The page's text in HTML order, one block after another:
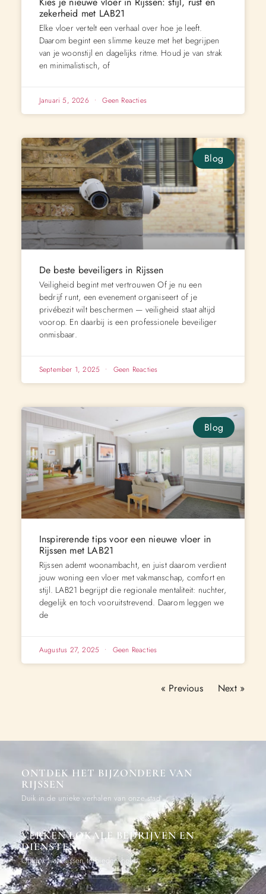
zekerheid met LAB21
Elke vloer vertelt een verhaal over hoe je leeft.
Daarom begint een slimme keuze met het begrijpen
van je woonstijl en dagelijks ritme. Houd je van strak
en minimalistisch, of
Januari 5, 2026 Geen Reacties
Blog
De beste beveiligers in Rijssen
Veiligheid begint met vertrouwen Of je nu een
bedrijf runt, een evenement organiseert of je
privébezit wilt beschermen — veiligheid staat altijd
voorop. En daarbij is een professionele beveiliger
onmisbaar.
September 1, 2025 Geen Reacties
Blog
Inspirerende tips voor een nieuwe vloer in
Rijssen met LAB21
Rijssen ademt woonambacht, en juist daarom verdient
jouw woning een vloer met vakmanschap, comfort en
stijl. LAB21 begrijpt die regionale mentaliteit: nuchter,
degelijk en toch vooruitstrevend. Daarom leggen we
de
Augustus 27, 2025 Geen Reacties
« Previous Next »
ONTDEK HET BIJZONDERE VAN
RIJSSEN
Duik in de unieke verhalen van onze stad
VERKEN LOKALE BEDRIJVEN EN
DIENSTEN
Ontdek wat Rijssen te bieden heeft